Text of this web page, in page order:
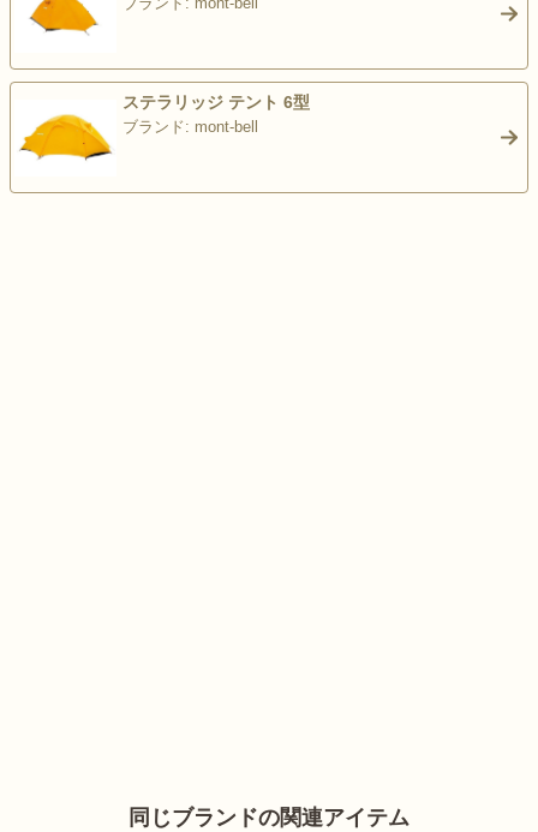
ブランド: mont-bell
ステラリッジ テント 6型
ブランド: mont-bell
同じブランドの関連アイテム